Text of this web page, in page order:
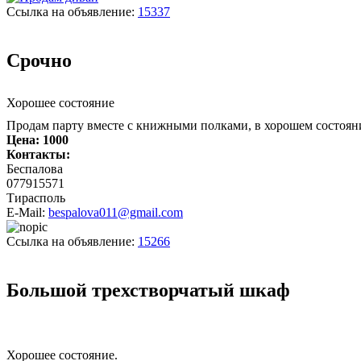
Ссылка на объявление: 15337
Срочно
Хорошее состояние
Продам парту вместе с книжными полками, в хорошем
Цена: 1000
Контакты:
Беспалова
077915571
Тирасполь
E-Mail: bespalova011@gmail.com
Ссылка на объявление: 15266
Большой трехстворчатый шкаф
Хорошее состояние.